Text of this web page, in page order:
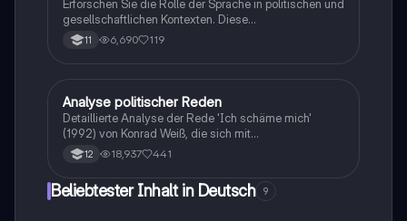
Erforschen Sie die Rolle der Sprache in politischen und
gesellschaftlichen Kontexten. Diese
Zusammenfassung behandelt zentrale Themen wie
Cancel Culture, Hatespeech, rechtspopulistische
öffentliche Meinung. Ideal für Studierende der
Politikwissenschaft und Kommunikationsforschung.
11 6,690 119
Deutsch
Analyse politischer Reden
Detaillierte Analyse der Rede 'Ich schäme mich'
(1992) von Konrad Weiß, die sich mit
Ausländerfeindlichkeit und rechtsextremer Gewalt in
Deutschland auseinandersetzt. Der Vergleich mit
beleuchtet unterschiedliche Perspektiven auf
12 18,937 441
Beliebtester Inhalt in Deutsch 9